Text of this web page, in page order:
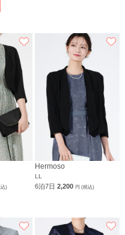
込)
Hermoso
LL
6泊7日2,200円 (税込)